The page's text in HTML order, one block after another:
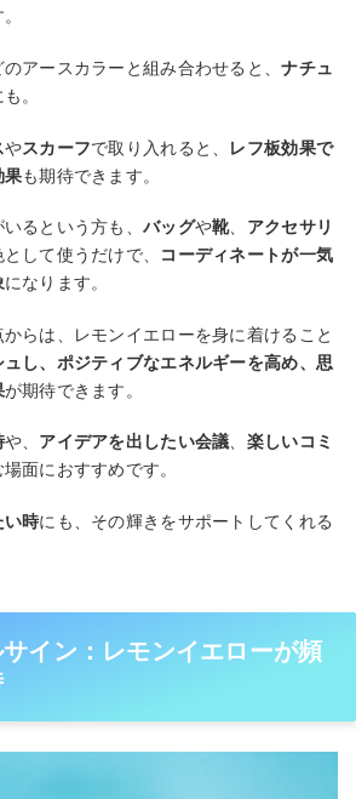
のアースカラーと組み合わせると、ナチュ
。
やスカーフで取り入れると、 レフ板効果で
果も期待できます。
るという方も、バッグや靴、 アクセサリ
して使うだけで、
コーディネートが一気
になります。
らは、レモンイエローを身に着けること
し、ポジティブなエネルギーを高め、思
が期待できます。
や、 アイデアを出したい会議、 楽しいコミ
面におすすめです。
い時にも、その輝きをサポートしてくれる
イン：レモンイエローが頻